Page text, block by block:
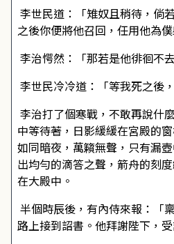
李世民道：「雉奴且稍待，倘
之後你便將他召回，任用他為僕
李治愕然：「那若是他徘徊不去
李世民冷冷道：「等我死之後
李治打了個寒戰，不敢再說什
中等待著，日影緩緩在宮殿的
如同暗夜，萬籟無聲，只有漏
出均勻的滴答之聲，箭舟的刻
在大殿中。
半個時辰後，有內侍來報：「
路上接到詔書。他拜謝陛下，受